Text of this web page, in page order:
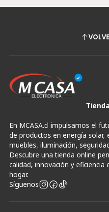
En MCASA.cl impulsamos el
de productos en energía solar,
muebles, iluminación,
Descubre una tienda online
calidad, innovación y eficiencia
hogar.
Síguenos